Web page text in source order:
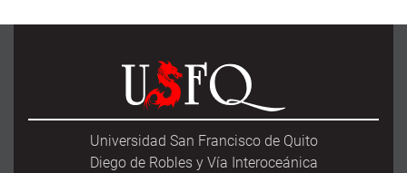
Universidad San Francisco de Quito
Diego de Robles y Vía Interoceánica